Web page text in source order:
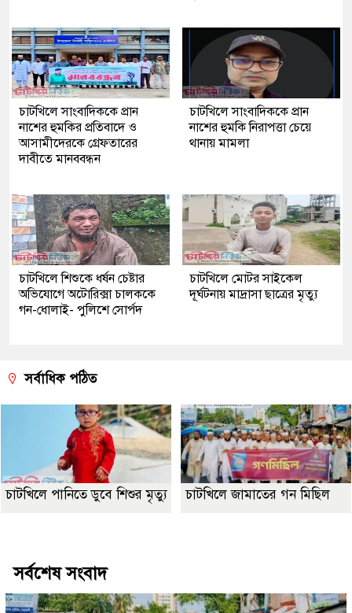
চাটখিলে সাংবাদিককে প্রান
নাশের হুমকির প্রতিবাদে ও
আসামীদেরকে গ্রেফতারের
দাবীতে মানববন্ধন
চাটখিলে সাংবাদিককে প্রান
নাশের হুমকি নিরাপত্তা চেয়ে
থানায় মামলা
চাটখিলে শিশুকে ধর্ষন চেষ্টার
অভিযোগে অটোরিক্সা চালককে
গন-ধোলাই- পুলিশে সোর্পদ
চাটখিলে মোটর সাইকেল
দূর্ঘটনায় মাদ্রাসা ছাত্রের মৃত্যু
সর্বাধিক পঠিত
চাটখিলে পানিতে ডুবে শিশুর মৃত্যু চাটখিলে জামাতের গন মিছিল
সর্বশেষ সংবাদ